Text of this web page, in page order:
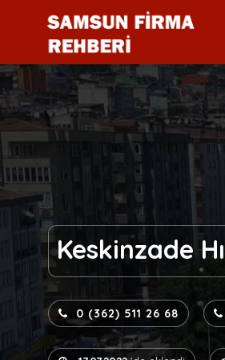
Keskinzade
0 (362) 511 26 68